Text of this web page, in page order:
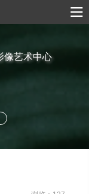
像艺术中心